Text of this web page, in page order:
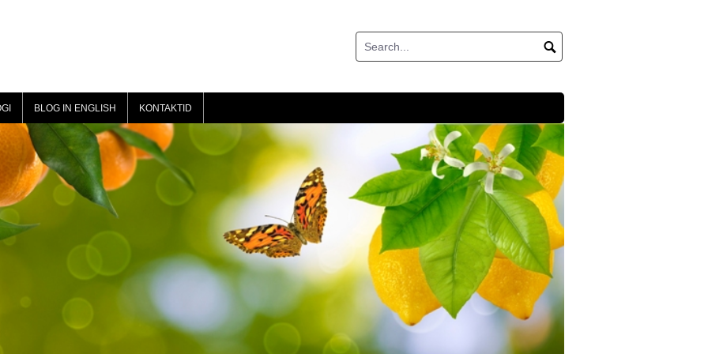
BLOG IN ENGLISH KONTAKTID